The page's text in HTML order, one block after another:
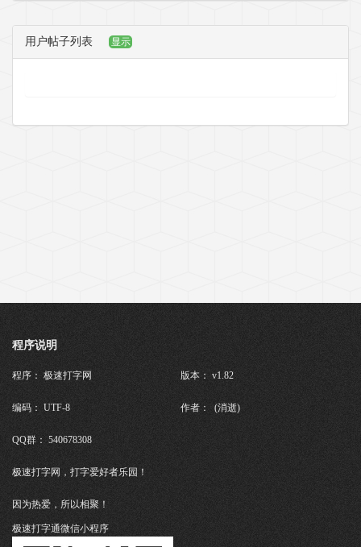
用户帖子列表 显示
程序说明
程序： 极速打字网 版本： v1.82
编码： UTF-8 作者： (消逝)
QQ群： 540678308
极速打字网，打字爱好者乐园！
因为热爱，所以相聚！
极速打字通微信小程序